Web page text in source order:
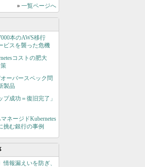
» 一覧ページへ
本のAWS移行
ビスを襲った危機
コストの肥大
ーバースペック問
製品
成功＝復旧完了」
ネージドKubernetes
む銀行の事例
情報漏えいを防ぎ、